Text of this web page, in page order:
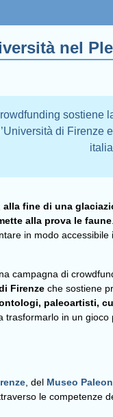
nel
sostiene
di Firenze
alla fine di una
alla prova le faune
in modo
campagna di
Firenze che sostiene
paleoartisti,
trasformarlo in un
, del Museo
le competenze